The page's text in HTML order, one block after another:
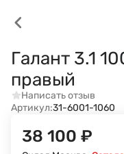
Галант 3.1
правый
Написать отзыв
Артикул:31-6001-1060
38 100 ₽